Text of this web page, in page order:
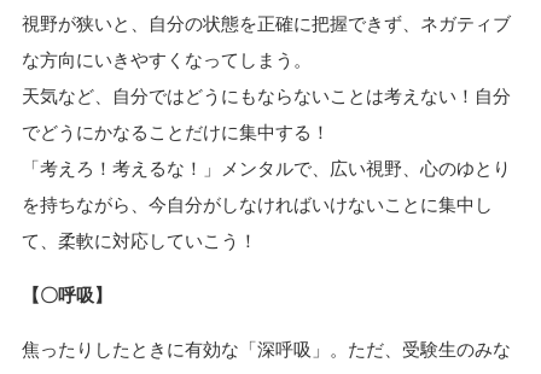
視野が狭いと、自分の状態を正確に把握できず、ネガティブ
な方向にいきやすくなってしまう。
天気など、自分ではどうにもならないことは考えない！自分
でどうにかなることだけに集中する！
「考えろ！考えるな！」メンタルで、広い視野、心のゆとり
を持ちながら、今自分がしなければいけないことに集中し
て、柔軟に対応していこう！
【〇呼吸】
焦ったりしたときに有効な「深呼吸」。ただ、受験生のみな